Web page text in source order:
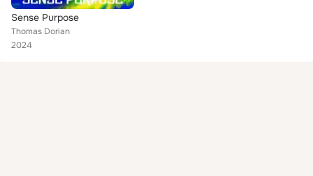
Sense Purpose
Thomas Dorian
2024